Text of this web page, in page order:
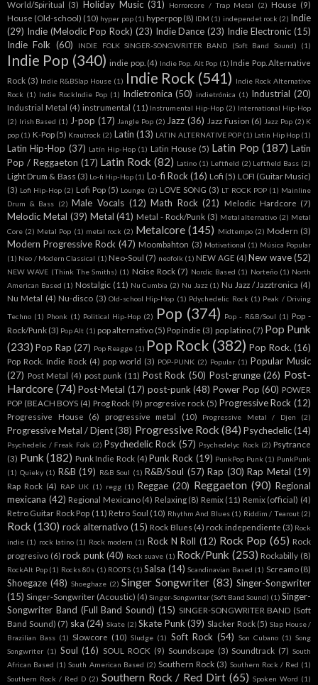
World/Spiritual (3) Holiday Music (31) Horrorcore / Trap Metal (2) House (9)
House (Old-school) (10) hyper pop (1) hyperpop (8) IDM (1) independet rock (2) Indie
(29) Indie (Melodic Pop Rock) (23) Indie Dance (23) Indie Electronic (15)
Indie Folk (60) INDIE FOLK SINGER-SONGWRITER BAND (Soft Band Sound) (1)
Indie Pop (340) indie pop. (4) Indie Pop. Alt Pop (1) Indie Pop. Alternative
Rock (3) Indie R&BSlap House (1) Indie Rock (541) Indie Rock Alternative
Rock (1) Indie RockIndie Pop (1) Indietronica (50) indietrónica (1) Industrial (20)
Industrial Metal (4) instrumental (11) Instrumental Hip-Hop (2) International Hip-Hop
(2) Irish Based (1) J-pop (17) Jangle Pop (2) Jazz (36) Jazz Fusion (6) Jazz Pop (2) K
pop (1) K-Pop (5) Krautrock (2) Latin (13) LATIN ALTERNATIVE POP (1) Latin Hip Hop (1)
Latin Hip-Hop (37) Latín Hip-Hop (1) Latin House (5) Latin Pop (187) Latin
Pop / Reggaeton (17) Latin Rock (82) Latino (1) Leftfield (2) Leftfield Bass (2)
Light Drum & Bass (3) Lo-fi Hip-Hop (1) Lo-fi Rock (16) Lofi (5) LOFI (Guitar Music)
(3) Lofi Hip-Hop (2) Lofi Pop (5) Lounge (2) LOVE SONG (3) LT ROCK POP (1) Mainline
Drum & Bass (2) Male Vocals (12) Math Rock (21) Melodic Hardcore (7)
Melodic Metal (39) Metal (41) Metal - Rock/Punk (3) Metal alternativo (2) Metal
Core (2) Metal Pop (1) metal rock (2) Metalcore (145) Midtempo (2) Modern (3)
Modern Progressive Rock (47) Moombahton (3) Motivational (1) Música Popular
(1) Neo / Modern Classical (1) Neo-Soul (7) neofolk (1) NEW AGE (4) New wave (52)
NEW WAVE (Think The Smiths) (1) Noise Rock (7) Nordic Based (1) Norteño (1) North
American Based (1) Nostalgic (11) Nu Cumbia (2) Nu Jazz (1) Nu Jazz / Jazztronica (4)
Nu Metal (4) Nu-disco (3) Old-school Hip-Hop (1) Pdychedelic Rock (1) Peak / Driving
Techno (1) Phonk (1) Political Hip-Hop (2) Pop (374) Pop - R&B/Soul (1) Pop -
Rock/Punk (3) Pop Alt (1) pop alternativo (5) Pop indie (3) pop latino (7) Pop Punk
(233) Pop Rap (27) Pop Reagge (1) Pop Rock (382) Pop Rock. (16)
Pop Rock. Indie Rock (4) pop world (3) POP-PUNK (2) Popular (1) Popular Music
(27) Post Metal (4) post punk (11) Post Rock (50) Post-grunge (26) Post-
Hardcore (74) Post-Metal (17) post-punk (48) Power Pop (60) POWER
POP (BEACH BOYS (4) Prog Rock (9) progresive rock (5) Progressive Rock (12)
Progressive House (6) progressive metal (10) Progressive Metal / Djen (2)
Progressive Metal / Djent (38) Progressive Rock (84) Psychedelic(14)
Psychedelic / Freak Folk (2) Psychedelic Rock (57) Psychedelyc Rock (2) Psytrance
(3) Punk (182) Punk Indie Rock (4) Punk Rock (19) PunkPop Punk (1) PunkPunk
(1) Quieky (1) R&B (19) R&B Soul (1) R&B/Soul (57) Rap (30) Rap Metal (19)
Rap Rock (4) RAP UK (1) regg (1) Reggae (20) Reggaeton (90) Regional
mexicana (42) Regional Mexicano (4) Relaxing (8) Remix (11) Remix (official) (4)
Retro Guitar Rock Pop (11) Retro Soul (10) Rhythm And Blues (1) Riddim / Tearout (2)
Rock (130) rock alternativo (15) Rock Blues (4) rock independiente (3) Rock
indie (1) rock latino (1) Rock modern (1) Rock N Roll (12) Rock Pop (65) Rock
progresivo (6) rock punk (40) Rock suave (1) Rock/Punk (253) Rockabilly (8)
RockAlt Pop (1) Rocks 80s (1) ROOTS (1) Salsa (14) Scandinavian Based (1) Screamo (8)
Shoegaze (48) Shoeghaze (2) Singer Songwriter (83) Singer-Songwriter
(15) Singer-Songwriter (Acoustic) (4) Singer-Songwriter (Soft Band Sound) (1) Singer-
Songwriter Band (Full Band Sound) (15) SINGER-SONGWRITER BAND (Soft
Band Sound) (7) ska (24) Skate (2) Skate Punk (39) Slacker Rock (5) Slap House /
Brazilian Bass (1) Slowcore (10) Sludge (1) Soft Rock (54) Son Cubano (1) Song
Songwriter (1) Soul (16) SOUL ROCK (9) Soundscape (3) Soundtrack (7) South
African Based (1) South American Based (2) Southern Rock (3) Southern Rock / Red (1)
Southern Rock / Red D (2) Southern Rock / Red Dirt (65) Spoken Word (1)